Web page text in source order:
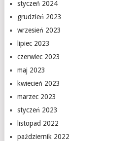
styczeń 2024
grudzień 2023
wrzesień 2023
lipiec 2023
czerwiec 2023
maj 2023
kwiecień 2023
marzec 2023
styczeń 2023
listopad 2022
październik 2022